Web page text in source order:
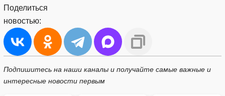
Поделиться
новостью:
Подпишитесь на наши каналы и получайте самые важные и
интересные новости первым